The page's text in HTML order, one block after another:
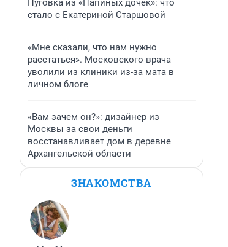
Пуговка из «Папиных дочек»: что
стало с Екатериной Старшовой
«Мне сказали, что нам нужно
расстаться». Московского врача
уволили из клиники из-за мата в
личном блоге
«Вам зачем он?»: дизайнер из
Москвы за свои деньги
восстанавливает дом в деревне
Архангельской области
ЗНАКОМСТВА